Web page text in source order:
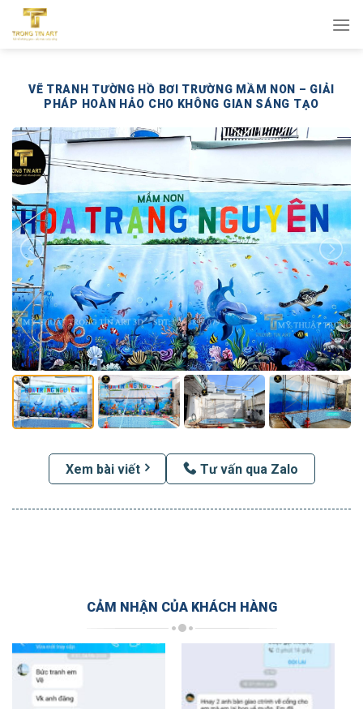
qua
VẼ TRANH TƯỜNG HỒ BƠI TRƯỜNG MẦM NON – GIẢI
PHÁP HOÀN HẢO CHO KHÔNG GIAN SÁNG TẠO
Xem bài viết Tư vấn qua Zalo
CẢM NHẬN CỦA KHÁCH HÀNG